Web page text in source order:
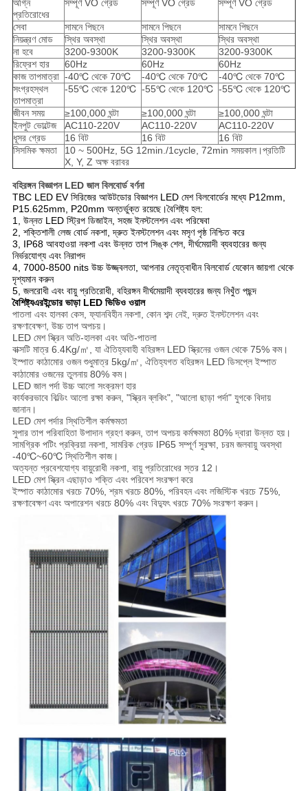
অগ্নি
প্রতিরোধের
সম্পূর্ণ VO গ্রেড সম্পূর্ণ VO গ্রেড সম্পূর্ণ VO গ্রেড
সেবা সামনে পিছনে সামনে পিছনে
সামনে পিছনে
নিয়ন্ত্রণ মোড
স্থির অবস্থা স্থির অবস্থা
স্থির অবস্থা
না হবে
3200-9300K 3200-9300K
3200-9300K
রিফ্রেশ হার
60Hz 60Hz
60Hz
কাজ তাপমাত্রা -40℃ থেকে 70℃ -40℃ থেকে 70℃
-40℃ থেকে 70℃
সংগ্রহস্থল
তাপমাত্রা
-55℃ থেকে 120℃ -55℃ থেকে 120℃ -55℃ থেকে 120℃
জীবন সময় ≥100,000 ঘন্টা ≥100,000 ঘন্টা
≥100,000 ঘন্টা
ইনপুট ভোল্টেজ
AC110-220V AC110-220V
AC110-220V
ধূসর গ্রেড
16 বিট 16 বিট
16 বিট
সিসমিক ক্ষমতা
10 ~ 500Hz, 5G 12min./1cycle, 72min সময়কাল।প্রতিটি
X, Y, Z অক্ষ বরাবর
বহিরঙ্গন বিজ্ঞাপন LED জাল বিলবোর্ড বর্ণনা
TBC LED EV সিরিজের আউটডোর বিজ্ঞাপন LED মেশ বিলবোর্ডের মধ্যে P12mm,
P15.625mm, P20mm অন্তর্ভুক্ত রয়েছে।বৈশিষ্ট্য হল:
1, উন্নত LED স্ট্রিপ ডিজাইন, সহজ ইনস্টলেশন এবং পরিষেবা
2, শক্তিশালী লেজ বোর্ড নকশা, দ্রুত ইনস্টলেশন এবং মসৃণ পৃষ্ঠ নিশ্চিত করে
3, IP68 আবহাওয়া নকশা এবং উন্নত তাপ সিঙ্ক শেল, দীর্ঘমেয়াদী ব্যবহারের জন্য
নির্ভরযোগ্য এবং নিরাপদ
4, 7000-8500 nits উচ্চ উজ্জ্বলতা, আপনার নেতৃত্বাধীন বিলবোর্ড যেকোন জায়গা থেকে
দৃশ্যমান করুন
5, জলরোধী এবং বায়ু প্রতিরোধী, বহিরঙ্গন দীর্ঘমেয়াদী ব্যবহারের জন্য নিখুঁত পছন্দ
বৈশিষ্ট্যএরইন্ডোর ভাড়া LED ভিডিও ওয়াল
পাতলা এবং হালকা কেস, ফ্যানবিহীন নকশা, কোন শব্দ নেই, দ্রুত ইনস্টলেশন এবং
রক্ষণাবেক্ষণ, উচ্চ তাপ অপচয়।
LED মেশ স্ক্রিন অতি-হালকা এবং অতি-পাতলা
বাক্সটি মাত্র 6.4Kg/㎡, যা ঐতিহ্যবাহী বহিরঙ্গন LED স্ক্রিনের ওজন থেকে 75% কম।
ইস্পাত কাঠামোর ওজন শুধুমাত্র 5kg/㎡, ঐতিহ্যগত বহিরঙ্গন LED ডিসপ্লে ইস্পাত
কাঠামোর ওজনের তুলনায় 80% কম।
LED জাল পর্দা উচ্চ আলো সংক্রমণ হার
কার্যকরভাবে বিল্ডিং আলো রক্ষা করুন, "স্ক্রিন ব্লকিং", "আলো ছাড়া পর্দা" যুগকে বিদায়
জানান।
LED মেশ পর্দার স্থিতিশীল কর্মক্ষমতা
সুপার তাপ পরিবাহিতা উপাদান গ্রহণ করুন, তাপ অপচয় কর্মক্ষমতা 80% দ্বারা উন্নত হয়।
সামগ্রিক পটিং প্রক্রিয়া নকশা, সামরিক গ্রেড IP65 সম্পূর্ণ সুরক্ষা, চরম জলবায়ু অবস্থা
-40℃~60℃ স্থিতিশীল কাজ।
অত্যন্ত প্রবেশযোগ্য বায়ুরোধী নকশা, বায়ু প্রতিরোধের স্তর 12।
LED মেশ স্ক্রিন এছাড়াও শক্তি এবং পরিবেশ সংরক্ষণ করে
ইস্পাত কাঠামোর খরচে 70%, শ্রম খরচে 80%, পরিবহন এবং লজিস্টিক খরচে 75%,
রক্ষণাবেক্ষণ এবং অপারেশন খরচে 80% এবং বিদ্যুৎ খরচে 70% সংরক্ষণ করুন।